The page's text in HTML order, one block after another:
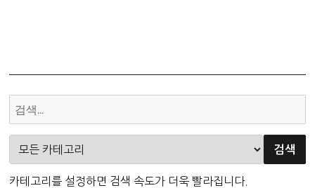
카테고리를 설정하면 검색 속도가 더욱 빨라집니다.